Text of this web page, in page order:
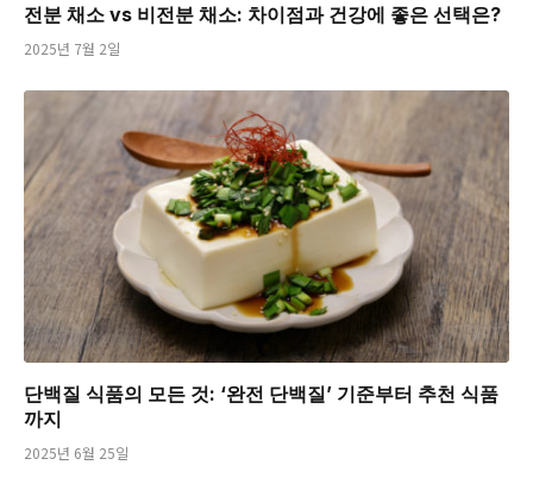
전분 채소 vs 비전분 채소: 차이점과 건강에 좋은 선택은?
2025년 7월 2일
단백질 식품의 모든 것: ‘완전 단백질’ 기준부터 추천 식품
까지
2025년 6월 25일